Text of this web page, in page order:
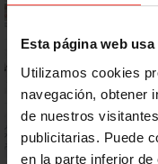
Esta página web
Utilizamos cookies
navegación, obtener
de nuestros
publicitarias. Puede
en la parte inferior
No: si un festivo
libre
Dudas frecuentes